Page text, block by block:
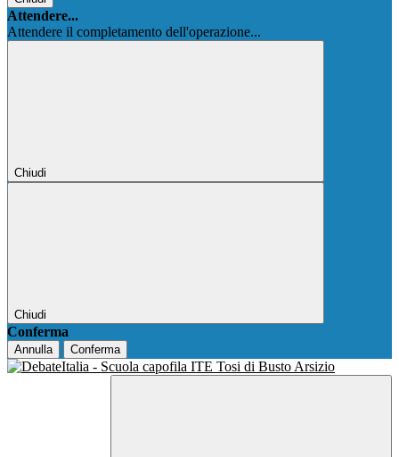
Attendere...
Attendere il completamento dell'operazione...
Chiudi
Chiudi
Conferma
Annulla Conferma